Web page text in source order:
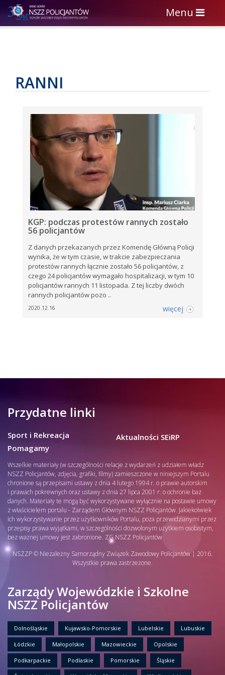
Toggle
navigation
Menu
RANNI
KGP: podczas protestów rannych zostało
56 policjantów
Z danych przekazanych przez Komendę Główną Policji
wynika, że w tym czasie, w trakcie zabezpieczania
protestów rannych łącznie zostało 56 policjantów, z
czego 24 policjantów wymagało hospitalizacji, w tym 10
policjantów rannych 11 listopada. Z tej liczby dwóch
rannych policjantów pozo ..
2020.12.16 więcej
Przydatne linki
Sport i Rekreacja
Pomagamy
Aktualności SEiRP
Wszelkie materiały (w szczególności relacje z wydarzeń z udziałem władz
NSZZ Policjantów, zdjęcia, grafiki, filmy) zamieszczone w niniejszym Portalu
chronione są przepisami ustawy z dnia 4 lutego 1994 r. o prawie autorskim
i prawach pokrewnych oraz ustawy z dnia 27 lipca 2001 r. o ochronie baz
danych. Materiały te mogą być wykorzystywane wyłącznie na postawie umowy
z właścicielem portalu - Zarządem Głównym NSZZ Policjantów. Jakiekolwiek
ich wykorzystywanie przez użytkowników Portalu, poza przewidzianymi przez
przepisy prawa wyjątkami, w szczególności dozwolonym użytkiem osobistym,
bez ważnej umowy jest zabronione. ZG NSZZ Policjantów
NSZZP © Niezależny Samorządny Związek Zawodowy Policjantów | 2016.
Wszystkie prawa zastrzeżone.
Zarządy Wojewódzkie i Szkolne
NSZZ Policjantów
Dolnośląskie Kujawsko-Pomorskie Lubelskie Lubuskie
Łódzkie Małopolskie Mazowieckie Opolskie
Podkarpackie Podlaskie Pomorskie Śląskie